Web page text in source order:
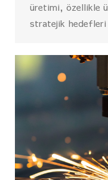
üretimi, özellikle
stratejik hedefleri